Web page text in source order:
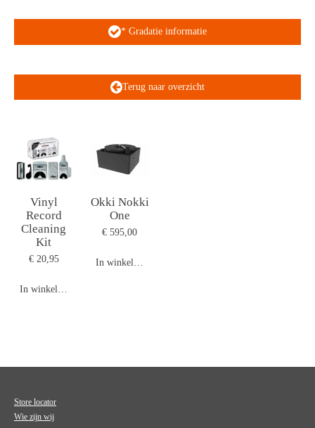
* Gradatie informatie
Terug naar overzicht
Vinyl
Record
Cleaning
Kit
€ 20,95
In winkelwagen
Okki Nokki
One
€ 595,00
In winkelwagen
Store locator
Wie zijn wij